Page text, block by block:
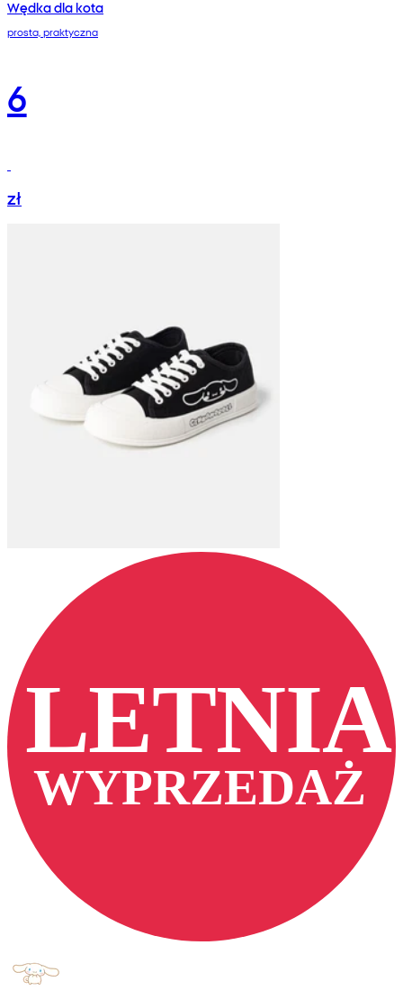
Wędka dla kota
prosta, praktyczna
6
zł